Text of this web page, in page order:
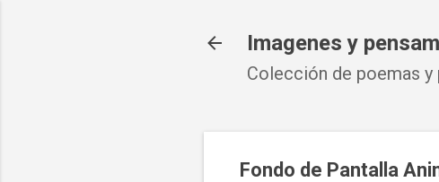
Imagenes y
Colección de poemas
Fondo de Pantalla